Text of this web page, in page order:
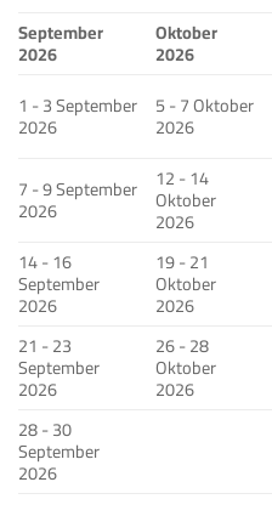
September
2026
Oktober
2026
1 - 3 September
2026
5 - 7 Oktober
2026
7 - 9 September
2026
12 - 14
Oktober
2026
14 - 16
September
2026
19 - 21
Oktober
2026
21 - 23
September
2026
26 - 28
Oktober
2026
28 - 30
September
2026